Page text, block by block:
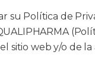
su Política de
sitio web y/o de